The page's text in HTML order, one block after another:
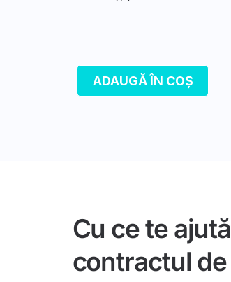
ADAUGĂ ÎN COȘ
Cu ce te ajută
contractul de